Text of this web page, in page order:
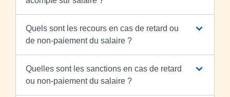
Quels sont les recours en cas de retard ou
de non-paiement du salaire ?
Quelles sont les sanctions en cas de retard
ou non-paiement du salaire ?